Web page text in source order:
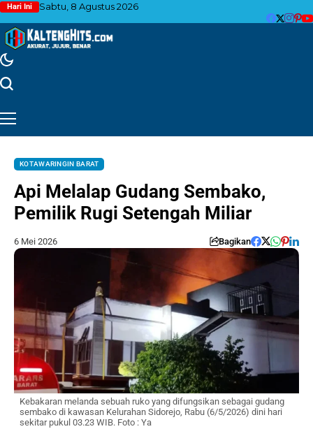
Hari Ini Sabtu, 8 Agustus 2026
KOTAWARINGIN BARAT
Api Melalap Gudang Sembako,
Pemilik Rugi Setengah Miliar
6 Mei 2026 Bagikan
Kebakaran melanda sebuah ruko yang difungsikan sebagai gudang
sembako di kawasan Kelurahan Sidorejo, Rabu (6/5/2026) dini hari
sekitar pukul 03.23 WIB. Foto : Ya